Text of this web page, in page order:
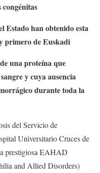
Estado han obtenido esta
primero de Euskadi
una proteína que
y cuya ausencia
durante toda la
del Servicio de
Universitario Cruces de
prestigiosa EAHAD
and Allied Disorders)